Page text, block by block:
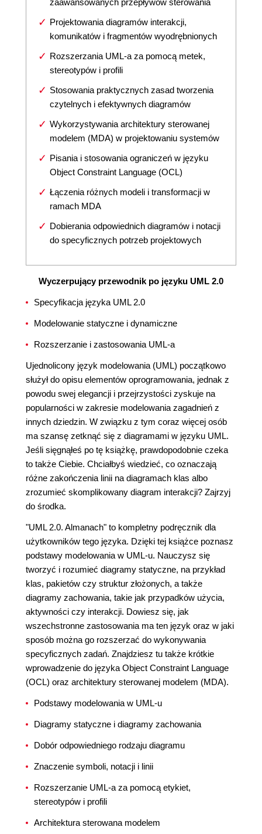
zaawansowanych przepływów sterowania
Projektowania diagramów interakcji,
komunikatów i fragmentów wyodrębnionych
Rozszerzania UML-a za pomocą metek,
stereotypów i profili
Stosowania praktycznych zasad tworzenia
czytelnych i efektywnych diagramów
Wykorzystywania architektury sterowanej
modelem (MDA) w projektowaniu systemów
Pisania i stosowania ograniczeń w języku
Object Constraint Language (OCL)
Łączenia różnych modeli i transformacji w
ramach MDA
Dobierania odpowiednich diagramów i notacji
do specyficznych potrzeb projektowych
Wyczerpujący przewodnik po języku UML 2.0
Specyfikacja języka UML 2.0
Modelowanie statyczne i dynamiczne
Rozszerzanie i zastosowania UML-a
Ujednolicony język modelowania (UML) początkowo
służył do opisu elementów oprogramowania, jednak z
powodu swej elegancji i przejrzystości zyskuje na
popularności w zakresie modelowania zagadnień z
innych dziedzin. W związku z tym coraz więcej osób
ma szansę zetknąć się z diagramami w języku UML.
Jeśli sięgnąłeś po tę książkę, prawdopodobnie czeka
to także Ciebie. Chciałbyś wiedzieć, co oznaczają
różne zakończenia linii na diagramach klas albo
zrozumieć skomplikowany diagram interakcji? Zajrzyj
do środka.
"UML 2.0. Almanach" to kompletny podręcznik dla
użytkowników tego języka. Dzięki tej książce poznasz
podstawy modelowania w UML-u. Nauczysz się
tworzyć i rozumieć diagramy statyczne, na przykład
klas, pakietów czy struktur złożonych, a także
diagramy zachowania, takie jak przypadków użycia,
aktywności czy interakcji. Dowiesz się, jak
wszechstronne zastosowania ma ten język oraz w jaki
sposób można go rozszerzać do wykonywania
specyficznych zadań. Znajdziesz tu także krótkie
wprowadzenie do języka Object Constraint Language
(OCL) oraz architektury sterowanej modelem (MDA).
Podstawy modelowania w UML-u
Diagramy statyczne i diagramy zachowania
Dobór odpowiedniego rodzaju diagramu
Znaczenie symboli, notacji i linii
Rozszerzanie UML-a za pomocą etykiet,
stereotypów i profili
Architektura sterowana modelem